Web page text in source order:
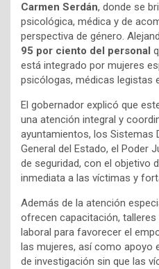
Carmen Serdán, donde se
psicológica, médica y de
perspectiva de género.
95 por ciento del personal
está integrado por mujeres
psicólogas, médicas legistas
El gobernador explicó que
una atención integral y
ayuntamientos, los Sistemas
General del Estado, el Poder
de seguridad, con el objetivo
inmediata a las víctimas y
Además de la atención
ofrecen capacitación,
laboral para favorecer el
las mujeres, así como apoyo
de investigación sin que las